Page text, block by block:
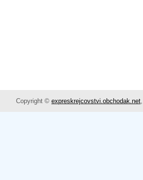
Copyright © expreskrejcovstvi.obchodak.net